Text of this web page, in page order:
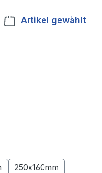
Artikel gewählt
250x160mm